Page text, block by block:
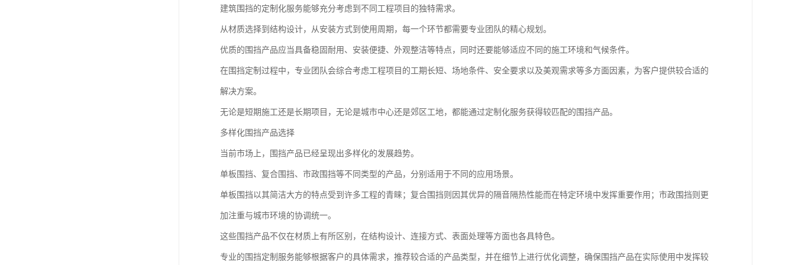
建筑围挡的定制化服务能够充分考虑到不同工程项目的独特需求。
从材质选择到结构设计，从安装方式到使用周期，每一个环节都需要专业团队的精心规划。
优质的围挡产品应当具备稳固耐用、安装便捷、外观整洁等特点，同时还要能够适应不同的施工环境和气候条件。
在围挡定制过程中，专业团队会综合考虑工程项目的工期长短、场地条件、安全要求以及美观需求等多方面因素，为客户提供较合适的
解决方案。
无论是短期施工还是长期项目，无论是城市中心还是郊区工地，都能通过定制化服务获得较匹配的围挡产品。
多样化围挡产品选择
当前市场上，围挡产品已经呈现出多样化的发展趋势。
单板围挡、复合围挡、市政围挡等不同类型的产品，分别适用于不同的应用场景。
单板围挡以其简洁大方的特点受到许多工程的青睐；复合围挡则因其优异的隔音隔热性能而在特定环境中发挥重要作用；市政围挡则更
加注重与城市环境的协调统一。
这些围挡产品不仅在材质上有所区别，在结构设计、连接方式、表面处理等方面也各具特色。
专业的围挡定制服务能够根据客户的具体需求，推荐较合适的产品类型，并在细节上进行优化调整，确保围挡产品在实际使用中发挥较